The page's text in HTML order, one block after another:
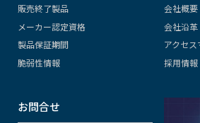
販売終了製品
メーカー認定資格
製品保証期間
脆弱性情報
会社概要
会社沿革
アクセ
採用情報
お問合せ